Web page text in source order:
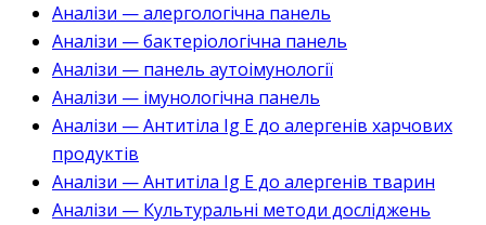
Аналізи — алергологічна панель
Аналізи — бактеріологічна панель
Аналізи — панель аутоімунології
Аналізи — імунологічна панель
Аналізи — Антитіла Ig E до алергенів харчових
продуктів
Аналізи — Антитіла Ig E до алергенів тварин
Аналізи — Культуральні методи досліджень